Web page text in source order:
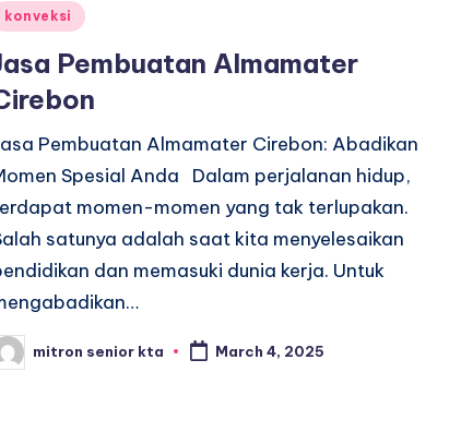
konveksi
Pembuatan Almamater
Pembuatan Almamater Cirebon: Abadikan
Spesial Anda Dalam perjalanan hidup,
momen-momen yang tak terlupakan.
satunya adalah saat kita menyelesaikan
dan memasuki dunia kerja. Untuk
mitron senior kta March 4, 2025